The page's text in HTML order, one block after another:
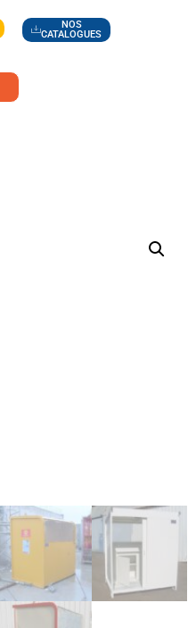
NOS
CATALOGUES